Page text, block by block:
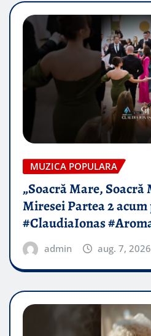
MUZICA POPULARA
„Soacră Mare, Soacră
Miresei Partea 2 acum
#ClaudiaIonas
admin aug. 7, 2026